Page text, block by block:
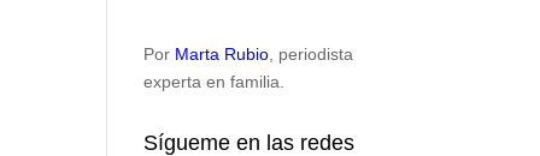
Por Marta Rubio , periodista
experta en familia.
Sígueme en las redes